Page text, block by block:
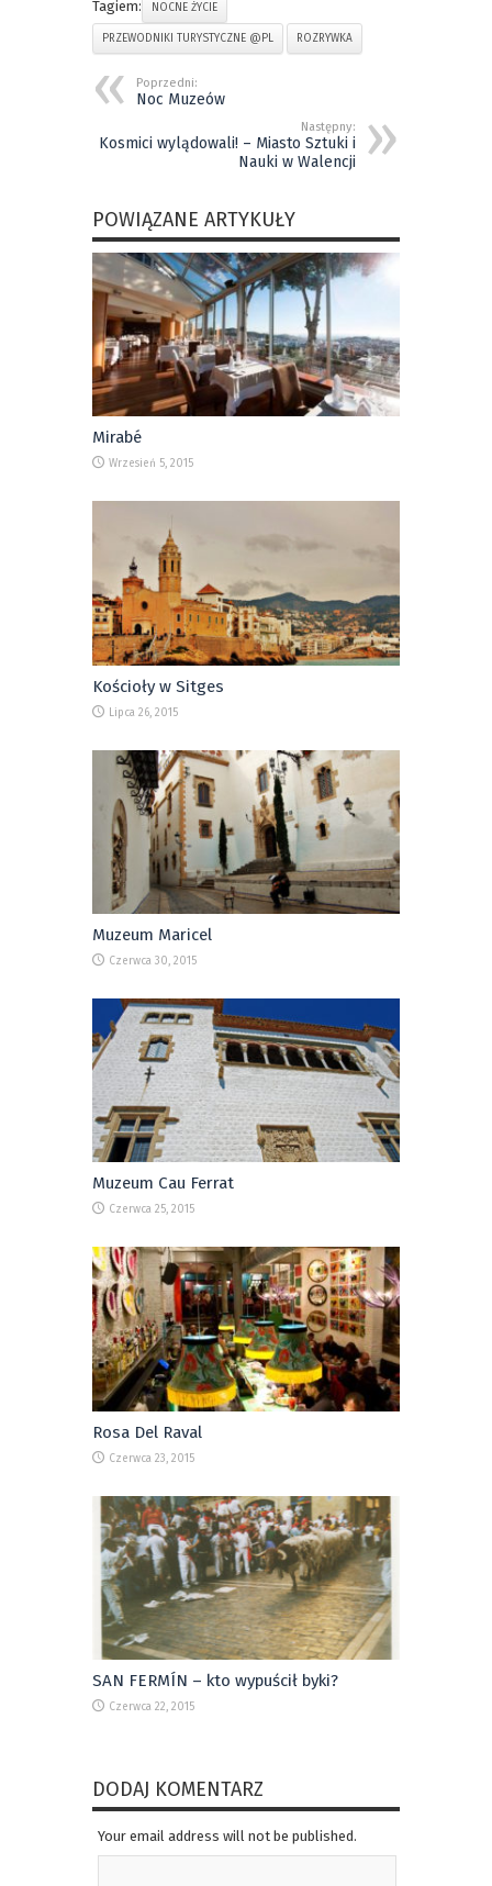
Tagiem: NOCNE ŻYCIE
PRZEWODNIKI TURYSTYCZNE @PL ROZRYWKA
Poprzedni:
Noc Muzeów
Następny:
Kosmici wylądowali! – Miasto Sztuki i
Nauki w Walencji
POWIĄZANE ARTYKUŁY
Mirabé
Wrzesień 5, 2015
Kościoły w Sitges
Lipca 26, 2015
Muzeum Maricel
Czerwca 30, 2015
Muzeum Cau Ferrat
Czerwca 25, 2015
Rosa Del Raval
Czerwca 23, 2015
SAN FERMÍN – kto wypuścił byki?
Czerwca 22, 2015
DODAJ KOMENTARZ
Your email address will not be published.